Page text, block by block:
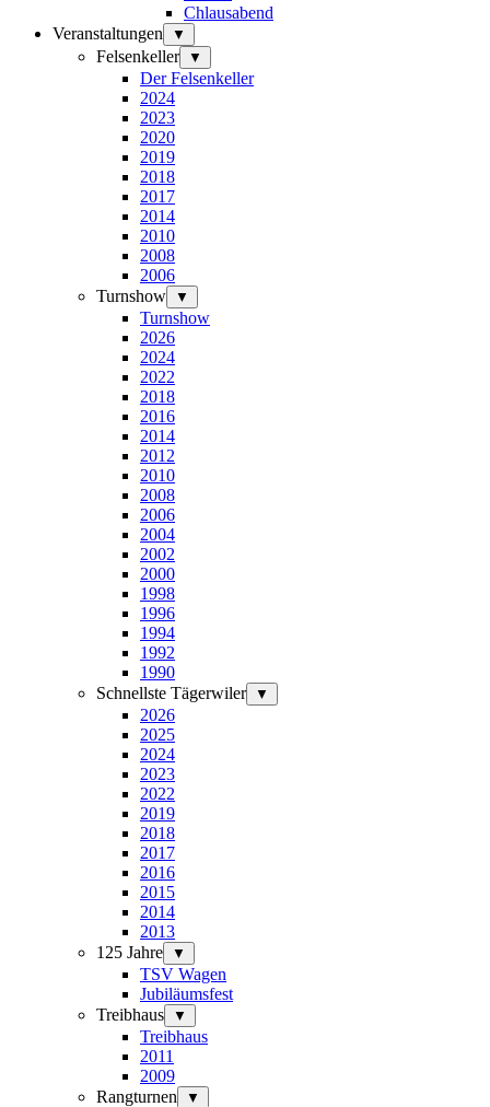
Chlausabend
Veranstaltungen
▼
Felsenkeller ▼
Der Felsenkeller
2024
2023
2020
2019
2018
2017
2014
2010
2008
2006
Turnshow
▼
Turnshow
2026
2024
2022
2018
2016
2014
2012
2010
2008
2006
2004
2002
2000
1998
1996
1994
1992
1990
Schnellste Tägerwiler
▼
2026
2025
2024
2023
2022
2019
2018
2017
2016
2015
2014
2013
125 Jahre
▼
TSV Wagen
Jubiläumsfest
Treibhaus
▼
Treibhaus
2011
2009
Rangturnen
▼